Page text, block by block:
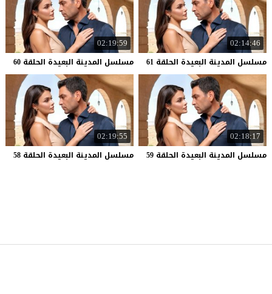
02:14:46
مسلسل المدينة البعيدة الحلقة 61
02:19:59
مسلسل المدينة البعيدة الحلقة 60
02:18:17
مسلسل المدينة البعيدة الحلقة 59
02:19:55
مسلسل المدينة البعيدة الحلقة 58